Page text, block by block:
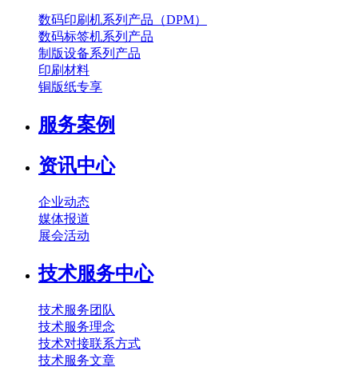
数码印刷机系列产品（DPM）
数码标签机系列产品
制版设备系列产品
印刷材料
铜版纸专享
服务案例
资讯中心
企业动态
媒体报道
展会活动
技术服务中心
技术服务团队
技术服务理念
技术对接联系方式
技术服务文章